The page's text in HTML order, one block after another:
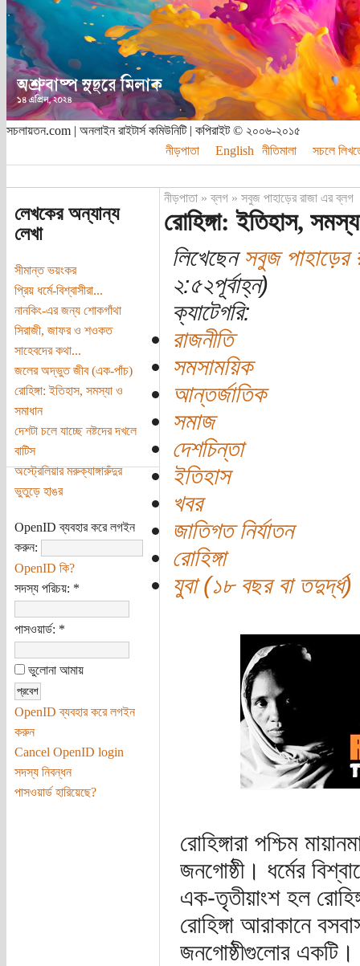
সচলায়তন.com | অনলাইন রাইটার্স কমিউনিটি | কপিরাইট © ২০০৬-২০১৫
নীড়পাতা
English নীতিমালা সচলে
লেখকের অন্যান্য
লেখা
সীমান্ত ভয়ংকর
প্রিয় ধর্মে-বিশ্বাসীরা...
নানকিং-এর জন্য শোকগাঁথা
সিরাজী, জাফর ও শওকত
সাহেবদের কথা...
জলের অদ্ভুত জীব (এক-পাঁচ)
রোহিঙ্গা: ইতিহাস, সমস্যা ও
সমাধান
দেশটা চলে যাচ্ছে নষ্টদের দখলে
বাটিস
অস্ট্রেলিয়ার মরুক্যাঙ্গারুঁদুর
ভুতুড়ে হাঙর
OpenID ব্যবহার করে লগইন
করুন:
OpenID কি?
সদস্য পরিচয়: *
পাসওয়ার্ড: *
ভুলোনা আমায়
OpenID ব্যবহার করে লগইন
করুন
Cancel OpenID login
সদস্য নিবন্ধন
পাসওয়ার্ড হারিয়েছে?
নীড়পাতা»ব্লগ» সবুজ পাহাড়ের রাজা এর ব্লগ
রোহিঙ্গা: ইতিহাস,
লিখেছেনসবুজ পাহাড়ের
২:৫২পূর্বাহ্ন)
ক্যাটেগরি:
রাজনীতি
সমসাময়িক
আন্তর্জাতিক
সমাজ
দেশচিন্তা
ইতিহাস
খবর
জাতিগত নির্যাতন
রোহিঙ্গা
যুবা (১৮ বছর বা তদুর্দ্ধ)
রোহিঙ্গারা পশ্চিম
জনগোষ্ঠী। ধর্মের
এক-তৃতীয়াংশ হল
রোহিঙ্গা আরাকানে
জনগোষ্ঠীগুলোর একটি।